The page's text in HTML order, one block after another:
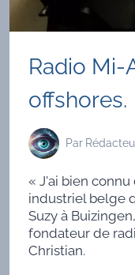
Radio Mi-
offshores.
Par
« J'ai bien connu
industriel belge
Suzy à
fondateur de
Christian.